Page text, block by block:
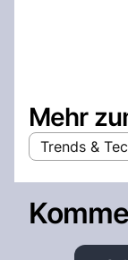
Mehr
Trends &